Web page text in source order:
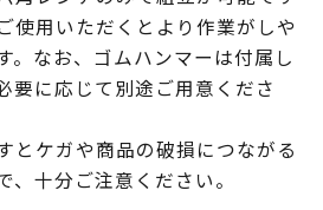
使用いただくとより作業がしや
。なお、ゴムハンマーは付属し
要に応じて別途ご用意くださ
とケガや商品の破損につながる
十分ご注意ください。